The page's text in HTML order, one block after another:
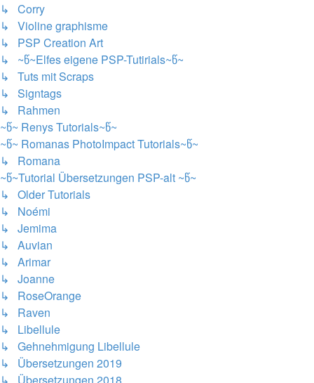
↳ Corry
↳ Violine graphisme
↳ PSP Creation Art
↳ ~წ~Elfes eigene PSP-Tutirials~წ~
↳ Tuts mit Scraps
↳ Signtags
↳ Rahmen
~წ~ Renys Tutorials~წ~
~წ~ Romanas PhotoImpact Tutorials~წ~
↳ Romana
~წ~Tutorial Übersetzungen PSP-alt ~წ~
↳ Older Tutorials
↳ Noémi
↳ Jemima
↳ Auvian
↳ Arimar
↳ Joanne
↳ RoseOrange
↳ Raven
↳ Libellule
↳ Gehnehmigung Libellule
↳ Übersetzungen 2019
↳ Übersetzungen 2018